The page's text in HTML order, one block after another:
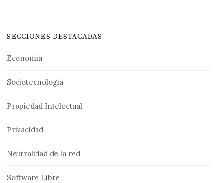
SECCIONES DESTACADAS
Economía
Sociotecnología
Propiedad Intelectual
Privacidad
Neutralidad de la red
Software Libre